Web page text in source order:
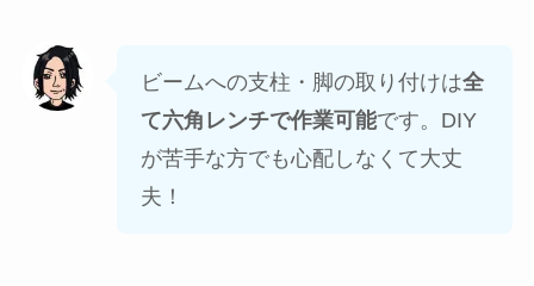
ビームへの支柱・脚の取り付けは全
て六角レンチで作業可能です。DIY
が苦手な方でも心配しなくて大丈
夫！